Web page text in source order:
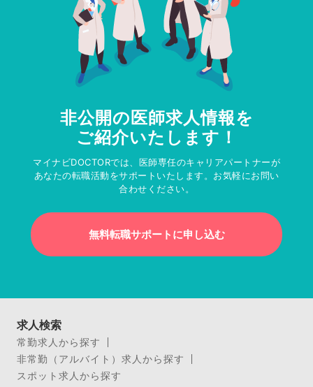
非公開の医師求人情報を
ご紹介いたします！
マイナビDOCTORでは、医師専任のキャリアパートナーが
あなたの転職活動をサポートいたします。お気軽にお問い
合わせください。
無料転職サポートに申し込む
求人検索
常勤求人から探す
非常勤（アルバイト）求人から探す
スポット求人から探す